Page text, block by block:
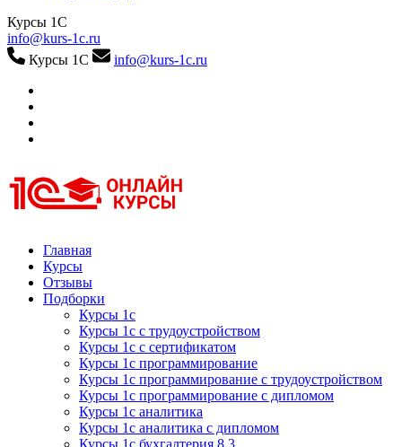
Курсы 1С
info@kurs-1c.ru
Курсы 1С
info@kurs-1c.ru
Курсы 1С
Курсы 1С официальная сертификация
Главная
Курсы
Отзывы
Подборки
Курсы 1с
Курсы 1с с трудоустройством
Курсы 1с с сертификатом
Курсы 1с программирование
Курсы 1с программирование с трудоустройством
Курсы 1с программирование с дипломом
Курсы 1с аналитика
Курсы 1с аналитика с дипломом
Курсы 1с бухгалтерия 8.3